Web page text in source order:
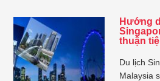
Hướng
thuận
Du lịch
Malaysia